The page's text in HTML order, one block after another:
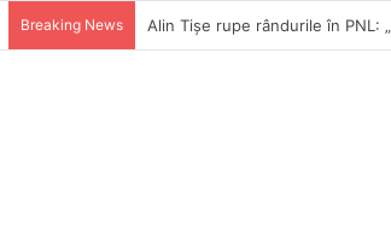
Breaking News Ilie Bolojan evită publicarea